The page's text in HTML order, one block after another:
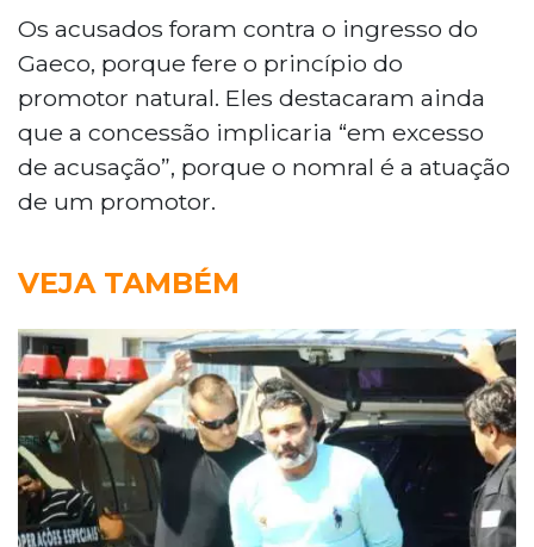
Os acusados foram contra o ingresso do
Gaeco, porque fere o princípio do
promotor natural. Eles destacaram ainda
que a concessão implicaria “em excesso
de acusação”, porque o nomral é a atuação
de um promotor.
VEJA TAMBÉM